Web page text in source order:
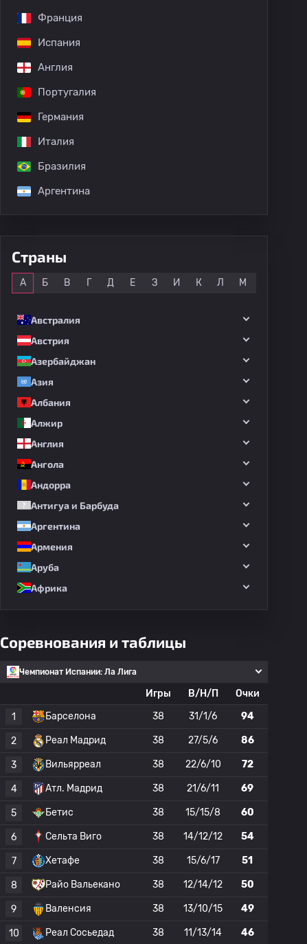
Франция
Испания
Англия
Португалия
Германия
Италия
Бразилия
Аргентина
Страны
А Б В Г Д Е З И К Л М
Австралия
Австрия
Азербайджан
Азия
Албания
Алжир
Англия
Ангола
Андорра
Антигуа и Барбуда
Аргентина
Армения
Аруба
Африка
Соревнования и таблицы
Чемпионат Испании: Ла Лига
Игры В/Н/П
Очки
1
Барселона 38 31/1/6 94
2 Реал Мадрид 38 27/5/6 86
3 Вильярреал 38 22/6/10 72
4 Атл. Мадрид 38 21/6/11 69
5 Бетис 38 15/15/8 60
6 Сельта Виго 38 14/12/12 54
7 Хетафе 38 15/6/17 51
8 Райо Вальекано 38 12/14/12 50
9 Валенсия 38 13/10/15 49
10 Реал Сосьедад 38 11/13/14 46